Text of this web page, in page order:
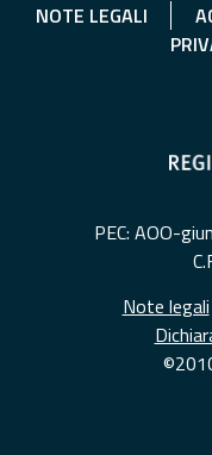
NOTE LEGALI
PEC: AOO-
Note legali